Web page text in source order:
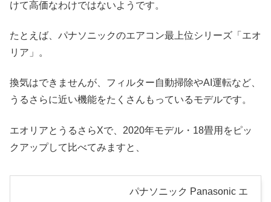
けて高価なわけではないようです。
たとえば、パナソニックのエアコン最上位シリーズ「エオ
リア」。
換気はできませんが、フィルター自動掃除やAI運転など、
うるさらに近い機能をたくさんもっているモデルです。
エオリアとうるさらXで、2020年モデル・18畳用をピッ
クアップして比べてみますと、
パナソニック Panasonic エ